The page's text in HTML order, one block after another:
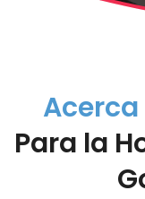
Acerca
Para la